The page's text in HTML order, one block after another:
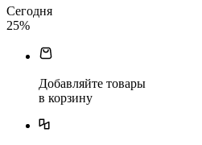
Сегодня
25%
Добавляйте товары
в корзину